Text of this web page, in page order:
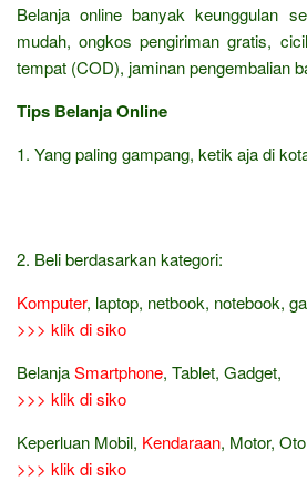
Belanja online banyak keunggulan
mudah, ongkos pengiriman gratis,
tempat (COD), jaminan pengembalian
Tips Belanja Online
1. Yang paling gampang, ketik aja di
2. Beli berdasarkan kategori:
Komputer, laptop, netbook, notebook,
>>> klik di siko
BelanjaSmartphone, Tablet, Gadget,
>>> klik di siko
Keperluan Mobil, Kendaraan, Motor,
>>> klik di siko